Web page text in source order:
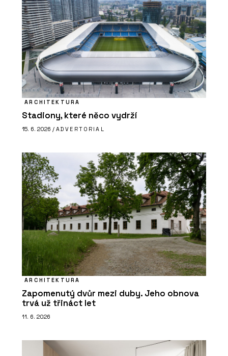
ARCHITEKTURA
Stadiony, které něco vydrží
15. 6. 2026 / ADVERTORIAL
ARCHITEKTURA
Zapomenutý dvůr mezi duby. Jeho obnova
trvá už třináct let
11. 6. 2026